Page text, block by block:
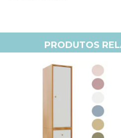
PRODUTOS